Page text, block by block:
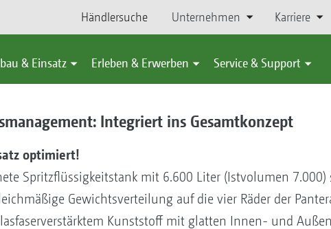
Händlersuche Unternehmen Karriere
& Einsatz Erleben & Erwerben Service & Support
Integriert ins Gesamtkonzept
optimiert!
Spritzflüssigkeitstank mit 6.600 Liter (Istvolumen
Gewichtsverteilung auf die vier Räder der
Kunststoff mit glatten Innen- und